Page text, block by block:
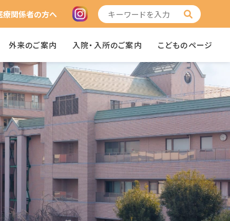
療関係者の方へ
外来のご案内 入院・入所のご案内 こどものページ